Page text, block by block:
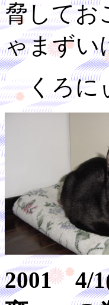
脅してお
ゃまずい
くろに
2001 4/